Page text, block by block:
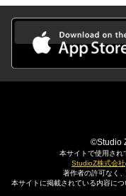
本サイトで使用され
StudioZ株式会社
著作者の許可なく
本サイトに掲載されている内容に